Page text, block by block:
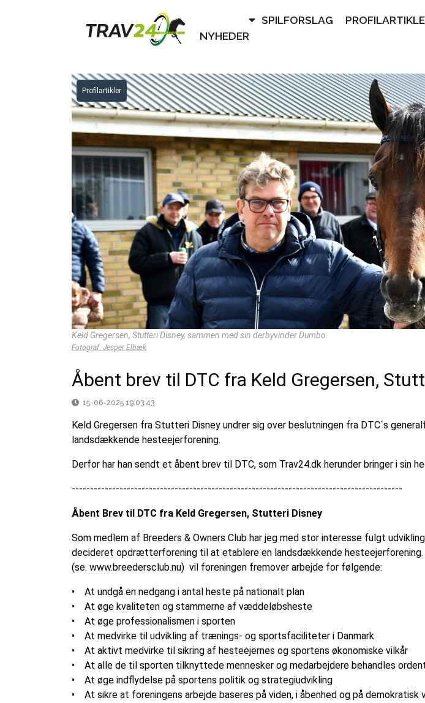
Profilartikler
Keld Gregersen, Stutteri Disney, sammen med sin derbyvinder Dumbo.
Fotograf: Jesper Elbæk
Åbent brev til DTC fra Keld Gregersen,
15-06-2025 19:03:43
Keld Gregersen fra Stutteri Disney undrer sig over beslutningen fra DTC´s
landsdækkende hesteejerforening.
Derfor har han sendt et åbent brev til DTC, som Trav24.dk herunder bringer i sin
------------------------------------------------------------------------------------------
Åbent Brev til DTC fra Keld Gregersen, Stutteri Disney
Som medlem af Breeders & Owners Club har jeg med stor interesse fulgt
decideret opdrætterforening til at etablere en landsdækkende
(se. www.breedersclub.nu) vil foreningen fremover arbejde for følgende:
• At undgå en nedgang i antal heste på nationalt plan
• At øge kvaliteten og stammerne af væddeløbsheste
• At øge professionalismen i sporten
• At medvirke til udvikling af trænings- og sportsfaciliteter i Danmark
• At aktivt medvirke til sikring af hesteejernes og sportens økonomiske vilkår
• At alle de til sporten tilknyttede mennesker og medarbejdere behandles
• At øge indflydelse på sportens politik og strategiudvikling
• At sikre at foreningens arbejde baseres på viden, i åbenhed og på demokratisk
NYHEDER
SPILFORSLAG